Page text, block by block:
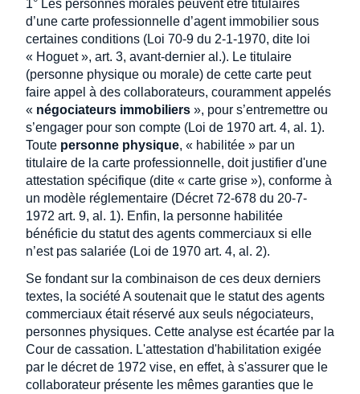
1° Les personnes morales peuvent être titulaires
d’une carte professionnelle d’agent immobilier sous
certaines conditions (Loi 70-9 du 2-1-1970, dite loi
« Hoguet », art. 3, avant-dernier al.). Le titulaire
(personne physique ou morale) de cette carte peut
faire appel à des collaborateurs, couramment appelés
« négociateurs immobiliers », pour s’entremettre ou
s’engager pour son compte (Loi de 1970 art. 4, al. 1).
Toute personne physique, « habilitée » par un
titulaire de la carte professionnelle, doit justifier d'une
attestation spécifique (dite « carte grise »), conforme à
un modèle réglementaire (Décret 72-678 du 20-7-
1972 art. 9, al. 1). Enfin, la personne habilitée
bénéficie du statut des agents commerciaux si elle
n’est pas salariée (Loi de 1970 art. 4, al. 2).
Se fondant sur la combinaison de ces deux derniers
textes, la société A soutenait que le statut des agents
commerciaux était réservé aux seuls négociateurs,
personnes physiques. Cette analyse est écartée par la
Cour de cassation. L'attestation d'habilitation exigée
par le décret de 1972 vise, en effet, à s'assurer que le
collaborateur présente les mêmes garanties que le